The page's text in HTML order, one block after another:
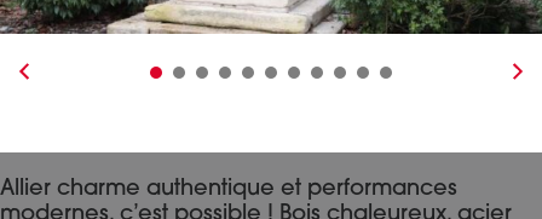
Allier charme authentique et performances